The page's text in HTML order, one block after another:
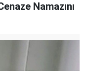
Namazını